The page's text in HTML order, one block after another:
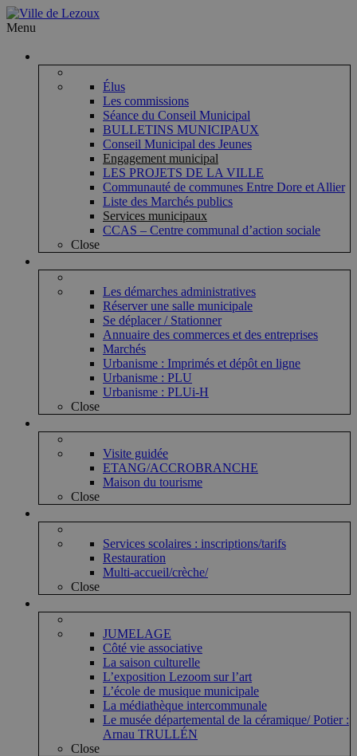
Menu
Élus
Les commissions
Séance du Conseil Municipal
BULLETINS MUNICIPAUX
Conseil Municipal des Jeunes
Engagement municipal
LES PROJETS DE LA VILLE
Communauté de communes Entre Dore et Allier
Liste des Marchés publics
Services municipaux
CCAS – Centre communal d’action sociale
Close
Les démarches administratives
Réserver une salle municipale
Se déplacer / Stationner
Annuaire des commerces et des entreprises
Marchés
Urbanisme : Imprimés et dépôt en ligne
Urbanisme : PLU
Urbanisme : PLUi-H
Close
Visite guidée
ETANG/ACCROBRANCHE
Maison du tourisme
Close
Services scolaires : inscriptions/tarifs
Restauration
Multi-accueil/crèche/
Close
JUMELAGE
Côté vie associative
La saison culturelle
L’exposition Lezoom sur l’art
L’école de musique municipale
La médiathèque intercommunale
Le musée départemental de la céramique/ Potier :
Arnau TRULLÉN
Close